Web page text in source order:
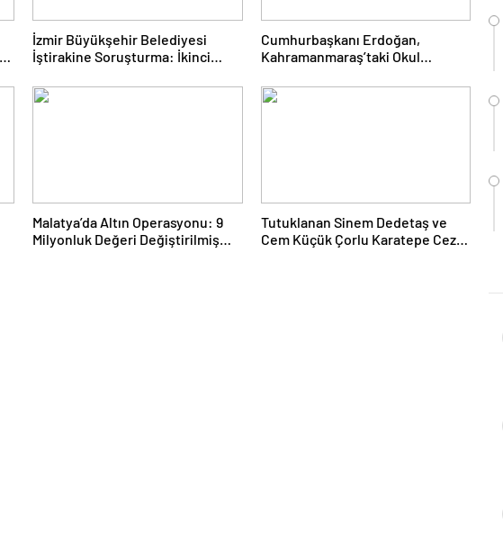
İzmir Büyükşehir Belediyesi
İştirakine Soruşturma: İkinci
Cumhurbaşkanı Erdoğan,
Kahramanmaraş’taki Okul
Kaybedenlerin Ailelerini Kabul
Etti
Malatya’da Altın Operasyonu: 9
Milyonluk Değeri Değiştirilmiş
Tutuklanan Sinem Dedetaş ve
Cem Küçük Çorlu Karatepe Ceza